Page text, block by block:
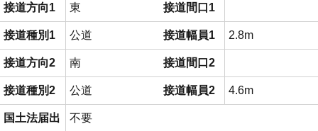
接道方向1 東 接道間口1
接道種別1 公道 接道幅員1 2.8m
接道方向2 南 接道間口2
接道種別2 公道 接道幅員2 4.6m
国土法届出 不要